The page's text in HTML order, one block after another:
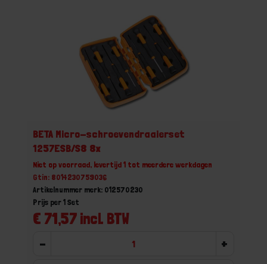
BETA Micro-schroevendraaierset
1257ESB/S8 8x
Niet op voorraad, levertijd 1 tot meerdere werkdagen
Gtin: 8014230759036
Artikelnummer merk: 012570230
€ 71,57 incl. BTW
Prijs per 1 Set
- +